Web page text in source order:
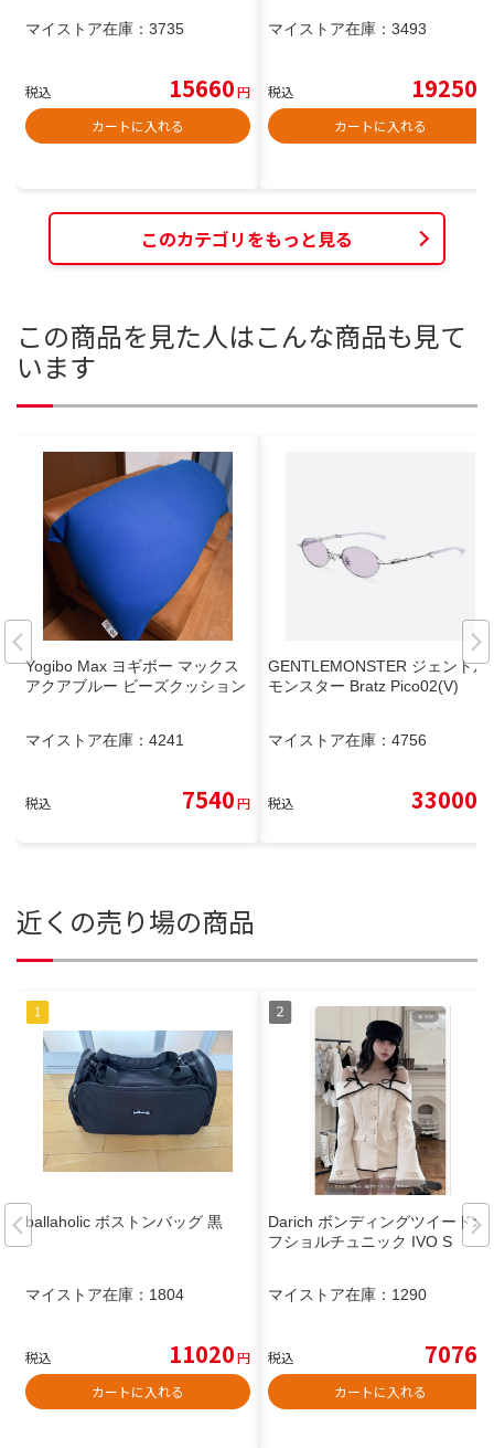
マイストア在庫： 3735
税込 15660円
カートに入れる
マイストア在庫： 3493
税込 19250
カートに入れる
このカテゴリをもっと見る
この商品を見た人はこんな商品も見て
います
Yogibo Max ヨギボー マックス
アクアブルー ビーズクッション
マイストア在庫： 4241
税込 7540円
GENTLEMONSTER ジェントル
モンスター Bratz Pico02(V)
マイストア在庫： 4756
税込 33000
近くの売り場の商品
ballaholic ボストンバッグ 黒
マイストア在庫： 1804
税込 11020円
カートに入れる
Darich ボンディングツイードオ
フショルチュニック IVO S
マイストア在庫： 1290
税込 7076
カートに入れる